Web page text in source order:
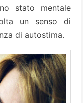
stato mentale
un senso di
di autostima.